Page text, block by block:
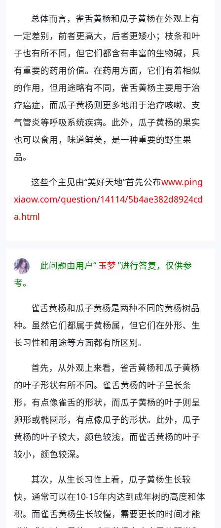
总体而言，雀舌黄杨和瓜子黄杨在外观上有
一定差别，前者更高大，后者更矮小；枝条和叶
子也有所不同，但它们都含有丰富的生物碱，具
有重要的药用价值。在药用方面，它们有着相似
的作用，但用途略有不同，雀舌黄杨主要用于治
疗癌症，而瓜子黄杨则更多地用于治疗咳嗽、支
气管炎等呼吸系统疾病。此外，瓜子黄杨的果实
也可以食用，味道鲜美，是一种重要的野生果
品。
这些个主见由“美好天地”首先公布www.ping
xiaow.com/question/14114/5b4ae382d8924cd
a.html
此问题由用户“ 玉梦 ”进行答复，仅供参
考。
雀舌黄杨和瓜子黄杨是两种不同的黄杨树品
种。虽然它们都属于黄杨属，但它们在外形、生
长习性和用途等方面都有所区别。
首先，从外观上来看，雀舌黄杨和瓜子黄杨
的叶子形状有所不同。雀舌黄杨的叶子呈长条
形，有点像雀舌的形状，而瓜子黄杨的叶子则呈
卵形或椭圆形，有点像瓜子的形状。此外，瓜子
黄杨的叶子较大，颜色较浅，而雀舌黄杨的叶子
较小，颜色较深。
其次，从生长习性上看，瓜子黄杨生长较
快，通常可以在10-15年内达到成年树的高度和体
积。而雀舌黄杨生长较慢，需要更长的时间才能